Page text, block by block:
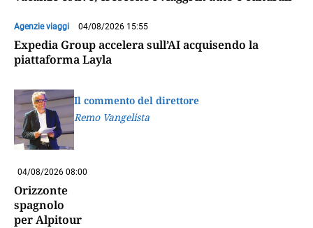
Agenzie viaggi 04/08/2026 15:55
Expedia Group accelera sull’AI acquisendo la
piattaforma Layla
Il commento del direttore
Remo Vangelista
04/08/2026 08:00
Orizzonte
spagnolo
per Alpitour